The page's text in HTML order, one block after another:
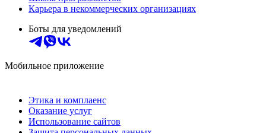
Карьера в некоммерческих организациях
Боты для уведомлений
Мобильное приложение
Этика и комплаенс
Оказание услуг
Использование сайтов